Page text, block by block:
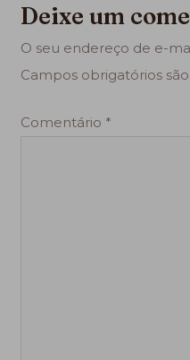
Deixe um
O seu endereço de e-
Campos obrigatórios
Comentário *